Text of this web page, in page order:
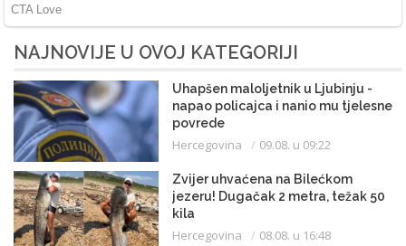
NAJNOVIJE U OVOJ KATEGORIJI
Uhapšen maloljetnik u Ljubinju -
napao policajca i nanio mu tjelesne
povrede
Hercegovina 09.08. u 09:22
Zvijer uhvaćena na Bilećkom
jezeru! Dugačak 2 metra, težak 50
kila
Hercegovina 08.08. u 16:48